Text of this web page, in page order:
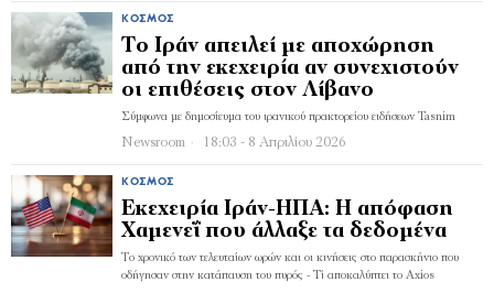
ΚΌΣΜΟΣ
Το Ιράν απειλεί με αποχώρηση
από την εκεχειρία αν συνεχιστούν
οι επιθέσεις στον Λίβανο
Σύμφωνα με δημοσίευμα του ιρανικού πρακτορείου ειδήσεων Tasnim
Newsroom 18:03 - 8 Απριλίου 2026
ΚΌΣΜΟΣ
Εκεχειρία Ιράν-ΗΠΑ: Η απόφαση
Χαμενεΐ που άλλαξε τα δεδομένα
Το χρονικό των τελευταίων ωρών και οι κινήσεις στο παρασκήνιο που
οδήγησαν στην κατάπαυση του πυρός - Τί αποκαλύπτει το Axios